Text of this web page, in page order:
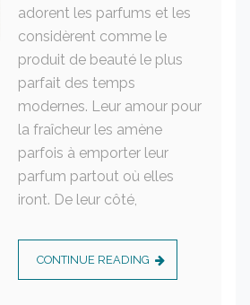
adorent les parfums et les
considèrent comme le
produit de beauté le plus
parfait des temps
modernes. Leur amour pour
la fraîcheur les amène
parfois à emporter leur
parfum partout où elles
iront. De leur côté,
CONTINUE READING